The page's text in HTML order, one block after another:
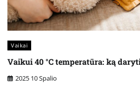
Vaikai
Vaikui 40 °C temperatūra: ką
2025 10 Spalio